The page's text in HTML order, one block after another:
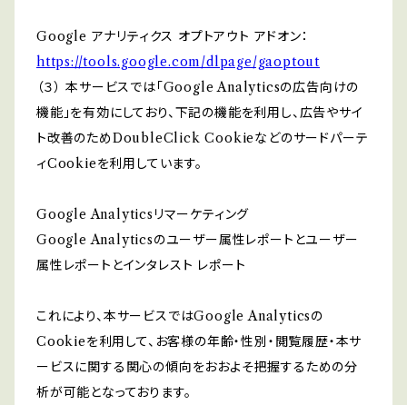
Google アナリティクス オプトアウト アドオン：
https://tools.google.com/dlpage/gaoptout
（３） 本サービスでは「Google Analyticsの広告向けの
機能」を有効にしており、下記の機能を利用し、広告やサイ
ト改善のためDoubleClick Cookieなどのサードパーテ
ィCookieを利用しています。
Google Analyticsリマーケティング
Google Analyticsのユーザー属性レポートとユーザー
属性レポートとインタレスト レポート
これにより、本サービスではGoogle Analyticsの
Cookieを利用して、お客様の年齢・性別・閲覧履歴・本サ
ービスに関する関心の傾向をおおよそ把握するための分
析が可能となっております。